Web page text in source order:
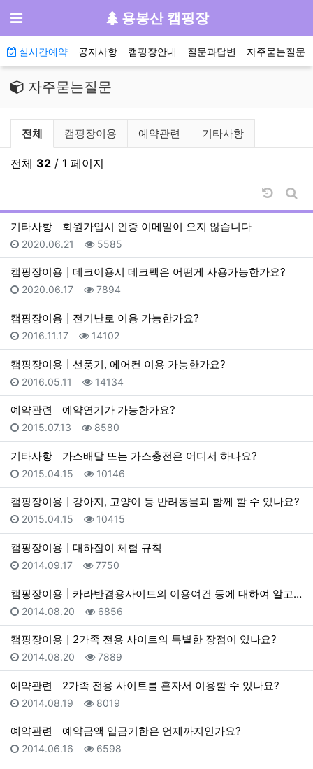
메뉴 용봉산 캠핑장
메인 메뉴
실시간예약 공지사항 캠핑장안내 질문과답변 자주묻는질문
자주묻는질문
자주묻는질문 분류 목록
전체 캠핑장이용 예약관련 기타사항
전체 32 / 1 페이지
날짜순
게
기타사항
회원가입시 인증 이메일이 오지 않습니다
등록일
2020.06.21 조회
5585
캠핑장이용 데크이용시 데크팩은 어떤게 사용가능한가요?
등록일
2020.06.17 조회
7894
캠핑장이용 전기난로 이용 가능한가요?
등록일
2016.11.17 조회
14102
캠핑장이용 선풍기, 에어컨 이용 가능한가요?
등록일
2016.05.11 조회
14134
예약관련 예약연기가 가능한가요?
등록일
2015.07.13 조회
8580
기타사항 가스배달 또는 가스충전은 어디서 하나요?
등록일
2015.04.15 조회
10146
캠핑장이용 강아지, 고양이 등 반려동물과 함께 할 수 있나요?
등록일
2015.04.15 조회
10415
캠핑장이용 대하잡이 체험 규칙
등록일
2014.09.17 조회
7750
캠핑장이용 카라반겸용사이트의 이용여건 등에 대하여 알고 싶습니다.
등록일
2014.08.20 조회
6856
캠핑장이용 2가족 전용 사이트의 특별한 장점이 있나요?
등록일
2014.08.20 조회
7889
예약관련 2가족 전용 사이트를 혼자서 이용할 수 있나요?
등록일
2014.08.19 조회
8019
예약관련 예약금액 입금기한은 언제까지인가요?
등록일
2014.06.16 조회
6598